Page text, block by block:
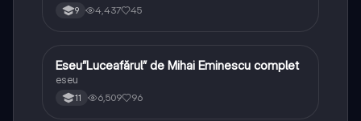
9 4,437 45
Limba și literatura română
Eseu”Luceafărul” de Mihai Eminescu complet
eseu
11 6,509 96